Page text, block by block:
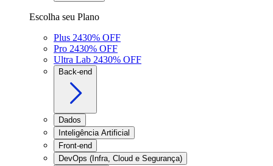
Escolha seu Plano
Plus 2430% OFF
Pro 2430% OFF
Ultra Lab 2430% OFF
Back-end
Dados
Inteligência Artificial
Front-end
DevOps (Infra, Cloud e Segurança)